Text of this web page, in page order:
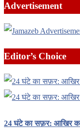
Advertisement
Editor’s Choice
24 घंटे का सफ़र: आखिर